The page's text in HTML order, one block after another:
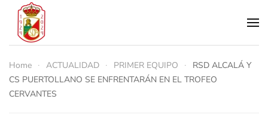
Skip to main content
Home ACTUALIDAD PRIMER EQUIPO
RSD ALCALÁ Y
CS PUERTOLLANO SE ENFRENTARÁN EN EL TROFEO
CERVANTES